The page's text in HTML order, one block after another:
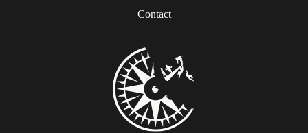
Contact